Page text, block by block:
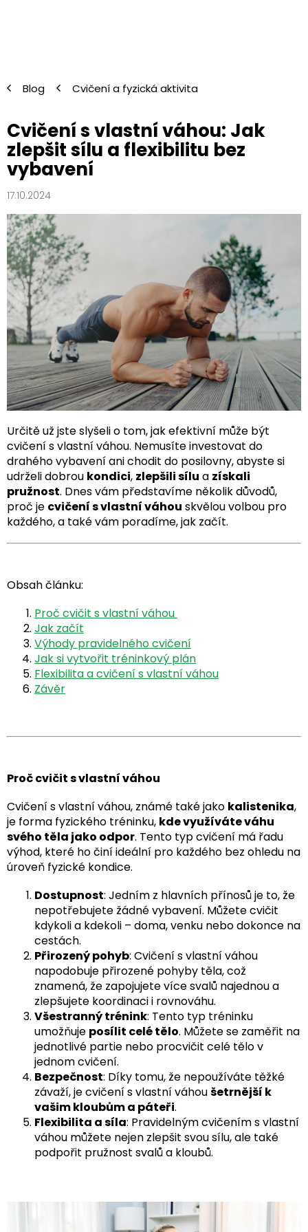
Blog Cvičení a fyzická aktivita
Cvičení s vlastní váhou: Jak
zlepšit sílu a flexibilitu bez
vybavení
17.10.2024
Určitě už jste slyšeli o tom, jak efektivní může být
cvičení s vlastní váhou. Nemusíte investovat do
drahého vybavení ani chodit do posilovny, abyste si
udrželi dobrou kondici, zlepšili sílu a získali
pružnost. Dnes vám představíme několik důvodů,
proč je cvičení s vlastní váhou skvělou volbou pro
každého, a také vám poradíme, jak začít.
Obsah článku:
Proč cvičit s vlastní váhou
Jak začít
Výhody pravidelného cvičení
Jak si vytvořit tréninkový plán
Flexibilita a cvičení s vlastní váhou
Závěr
Proč cvičit s vlastní váhou
Cvičení s vlastní váhou, známé také jako kalistenika,
je forma fyzického tréninku, kde využíváte váhu
svého těla jako odpor. Tento typ cvičení má řadu
výhod, které ho činí ideální pro každého bez ohledu na
úroveň fyzické kondice.
Dostupnost: Jedním z hlavních přínosů je to, že
nepotřebujete žádné vybavení. Můžete cvičit
kdykoli a kdekoli – doma, venku nebo dokonce na
cestách.
Přirozený pohyb: Cvičení s vlastní váhou
napodobuje přirozené pohyby těla, což
znamená, že zapojujete více svalů najednou a
zlepšujete koordinaci i rovnováhu.
Všestranný trénink: Tento typ tréninku
umožňuje posílit celé tělo. Můžete se zaměřit na
jednotlivé partie nebo procvičit celé tělo v
jednom cvičení.
Bezpečnost: Díky tomu, že nepoužíváte těžké
závaží, je cvičení s vlastní váhoušetrnější k
vašim kloubům a páteři.
Flexibilita a síla: Pravidelným cvičením s vlastní
váhou můžete nejen zlepšit svou sílu, ale také
podpořit pružnost svalů a kloubů.